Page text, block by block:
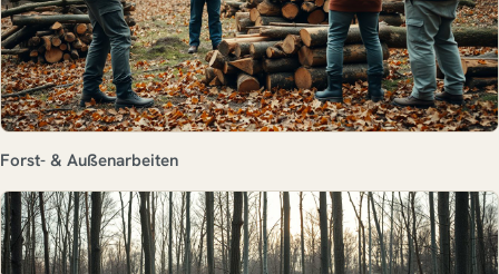
Forst- & Außenarbeiten